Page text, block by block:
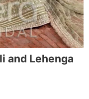
and Lehenga